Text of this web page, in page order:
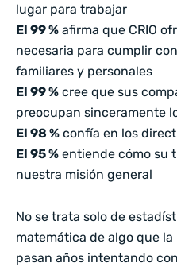
lugar para trabajar
El 99 % afirma que CRIO
necesaria para cumplir
familiares y personales
El 99 % cree que sus
preocupan sinceramente
El 98 % confía en los
El 95 % entiende cómo su
nuestra misión general
No se trata solo de
matemática de algo que
pasan años intentando